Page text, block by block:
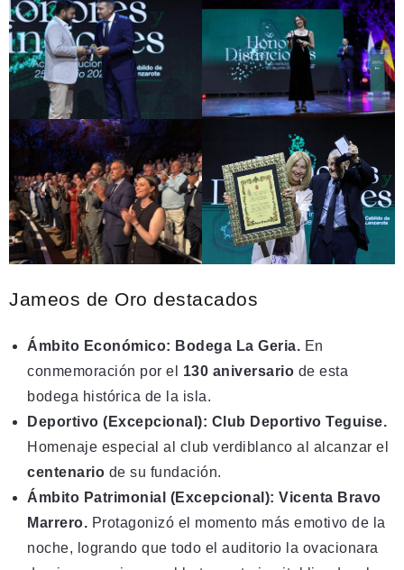
Jameos de Oro destacados
Ámbito Económico: Bodega La Geria. En
conmemoración por el 130 aniversario de esta
bodega histórica de la isla.
Deportivo (Excepcional): Club Deportivo Teguise.
Homenaje especial al club verdiblanco al alcanzar el
centenario de su fundación.
Ámbito Patrimonial (Excepcional): Vicenta Bravo
Marrero. Protagonizó el momento más emotivo de la
noche, logrando que todo el auditorio la ovacionara